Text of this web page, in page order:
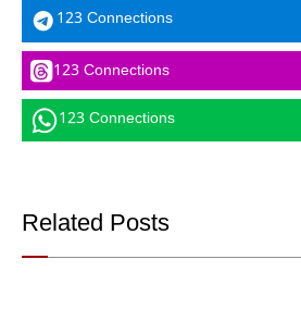
123 Connections
123 Connections
123 Connections
Related Posts